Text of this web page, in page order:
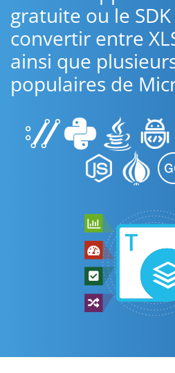
gratuite ou le
convertir entre
ainsi que
populaires de